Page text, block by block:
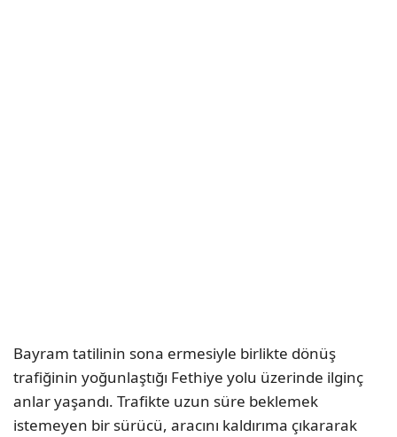
Bayram tatilinin sona ermesiyle birlikte dönüş
trafiğinin yoğunlaştığı Fethiye yolu üzerinde ilginç
anlar yaşandı. Trafikte uzun süre beklemek
istemeyen bir sürücü, aracını kaldırıma çıkararak